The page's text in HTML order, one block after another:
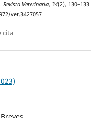
Revista Veterinaria, 34(2), 130–133.
vet.3427057
cita